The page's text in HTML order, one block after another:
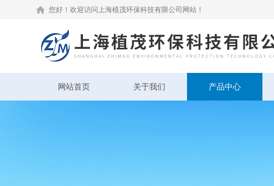
您好！欢迎访问上海植茂环保科技有限公司网站！
网站首页 关于我们 产品中心